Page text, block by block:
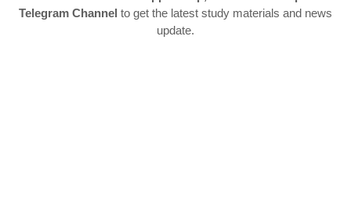
Telegram Channel to get the latest study materials and news
update.